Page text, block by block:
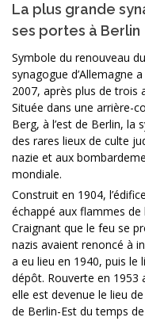
La plus grande
ses portes à Berlin
Symbole du renouveau
synagogue d’Allemagne
2007, après plus de trois
Située dans une arrière-
Berg, à l’est de Berlin, la
des rares lieux de culte
nazie et aux
mondiale.
Construit en 1904,
échappé aux flammes
Craignant que le feu se
nazis avaient renoncé à
a eu lieu en 1940, puis le
dépôt. Rouverte en 1953
elle est devenue le lieu
de Berlin-Est du temps